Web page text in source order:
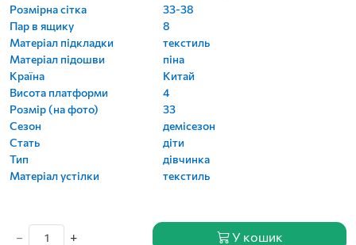
Розмірна сітка
33-38
Пар в ящику
8
Матеріал підкладки
текстиль
Матеріал підошви
піна
Країна
Китай
Висота платформи
4
Розмір (на фото)
33
Сезон
демісезон
Стать
діти
Тип
дівчинка
Матеріал устілки
текстиль
− + У кошик